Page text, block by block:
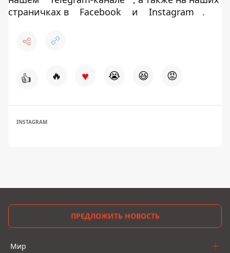
страничках в
Facebook и Instagram .
👍 🔥 ♥ 😭 😆 😡
INSTAGRAM
ПРЕДЛОЖИТЬ НОВОСТЬ
Мир